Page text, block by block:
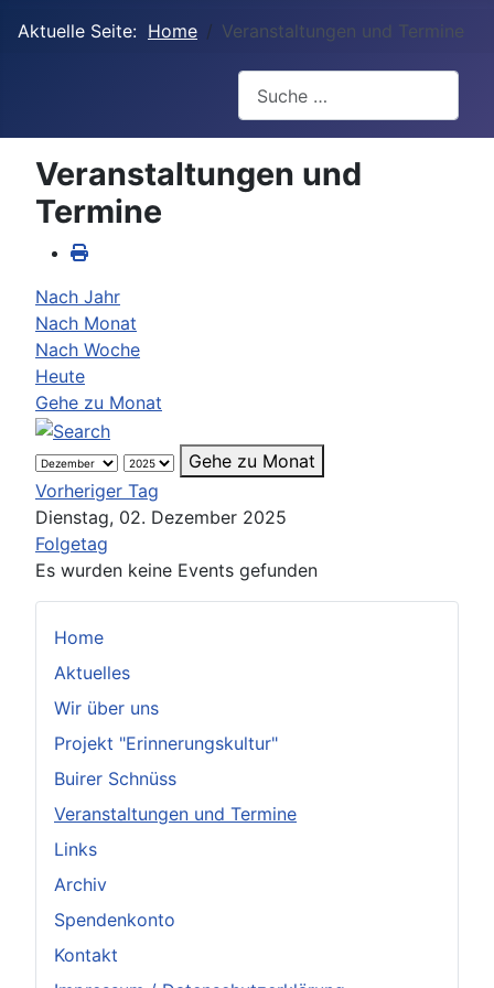
Aktuelle Seite: Home Veranstaltungen und Termine
Home
Aktuelles
Wir über uns
Projekt "Erinnerungskultur"
Buirer Schnüss
Veranstaltungen und Termine
Links
Archiv
Spendenkonto
Kontakt
Veranstaltungen und
Termine
Nach Jahr
Nach Monat
Nach Woche
Heute
Gehe zu Monat
Gehe zu Monat
Vorheriger Tag
Dienstag, 02. Dezember 2025
Folgetag
Es wurden keine Events gefunden